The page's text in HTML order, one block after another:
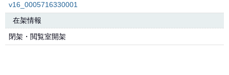
v16_0005716330001
在架情報
閉架・閲覧室開架